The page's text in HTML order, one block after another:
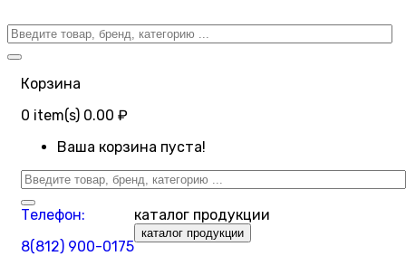
Корзина
0 item(s) 0.00 ₽
Ваша корзина пуста!
Телефон:
8(812) 900-0175
каталог продукции
каталог продукции